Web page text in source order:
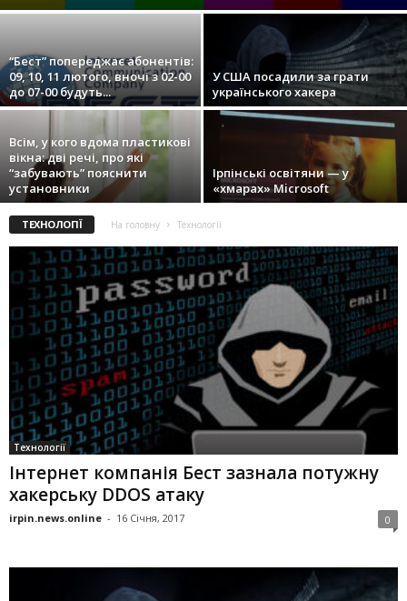
“Бест” попереджає абонентів:
09, 10, 11 лютого, вночі з 02-00
до 07-00 будуть...
У США посадили за грати
українського хакера
Всім, у кого вдома пластикові
вікна: дві речі, про які
“забувають” пояснити
установники
Ірпінські освітяни — у
«хмарах» Microsoft
ТЕХНОЛОГІЇ На головну Технології
Технології
Інтернет компанія Бест зазнала потужну
хакерську DDOS атаку
irpin.news.online - 16 Січня, 2017 0